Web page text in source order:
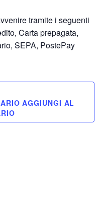
tramite i seguenti
Carta prepagata,
SEPA, PostePay